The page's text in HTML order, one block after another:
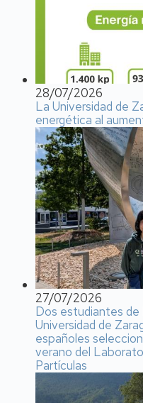
28/07/2026
La Universidad de
energética al
27/07/2026
Dos estudiantes de
Universidad de
españoles
verano del
Partículas